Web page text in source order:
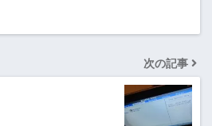
次の記事